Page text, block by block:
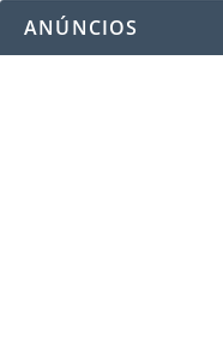
ANÚNCIOS